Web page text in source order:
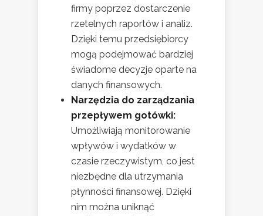
firmy poprzez dostarczenie
rzetelnych raportów i analiz.
Dzięki temu przedsiębiorcy
mogą podejmować bardziej
świadome decyzje oparte na
danych finansowych.
Narzędzia do zarządzania
przepływem gotówki:
Umożliwiają monitorowanie
wpływów i wydatków w
czasie rzeczywistym, co jest
niezbędne dla utrzymania
płynności finansowej. Dzięki
nim można uniknąć